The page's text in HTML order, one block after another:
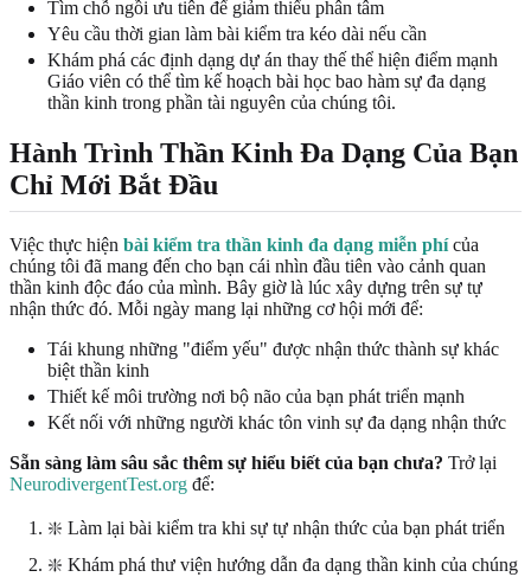
Tìm chỗ ngồi ưu tiên để giảm thiểu phân tâm
Yêu cầu thời gian làm bài kiểm tra kéo dài nếu cần
Khám phá các định dạng dự án thay thế thể hiện điểm mạnh
Giáo viên có thể tìm kế hoạch bài học bao hàm sự đa dạng
thần kinh trong phần tài nguyên của chúng tôi.
Hành Trình Thần Kinh Đa Dạng Của Bạn
Chỉ Mới Bắt Đầu
Việc thực hiện bài kiểm tra thần kinh đa dạng miễn phícủa
chúng tôi đã mang đến cho bạn cái nhìn đầu tiên vào cảnh quan
thần kinh độc đáo của mình. Bây giờ là lúc xây dựng trên sự tự
nhận thức đó. Mỗi ngày mang lại những cơ hội mới để:
Tái khung những "điểm yếu" được nhận thức thành sự khác
biệt thần kinh
Thiết kế môi trường nơi bộ não của bạn phát triển mạnh
Kết nối với những người khác tôn vinh sự đa dạng nhận thức
Sẵn sàng làm sâu sắc thêm sự hiểu biết của bạn chưa? Trở lại
NeurodivergentTest.org để:
❇️ Làm lại bài kiểm tra khi sự tự nhận thức của bạn phát triển
❇️ Khám phá thư viện hướng dẫn đa dạng thần kinh của chúng